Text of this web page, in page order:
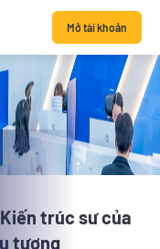
Mở tài khoản
Kiến trúc sư của
tượng